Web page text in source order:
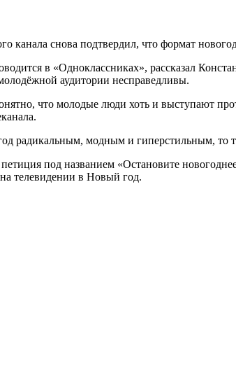
канала снова подтвердил, что формат
в «Одноклассниках», рассказал
аудитории несправедливы.
что молодые люди хоть и выступают
радикальным, модным и гиперстильным,
под названием «Остановите
телевидении в Новый год.